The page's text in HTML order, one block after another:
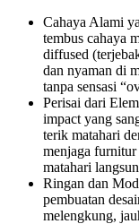
Cahaya Alami
tembus cahaya
diffused
dan nyaman di
tanpa sensasi
Perisai dari
impact yang
terik matahari
menjaga
matahari
Ringan dan
pembuatan
melengkung,